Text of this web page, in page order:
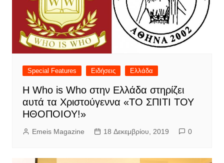
Special Features Ειδήσεις Ελλάδα
H Who is Who στην Ελλάδα στηρίζει
αυτά τα Χριστούγεννα «ΤΟ ΣΠΙΤΙ ΤΟΥ
ΗΘΟΠΟΙΟΥ!»
Emeis Magazine 18 Δεκεμβρίου, 2019 0